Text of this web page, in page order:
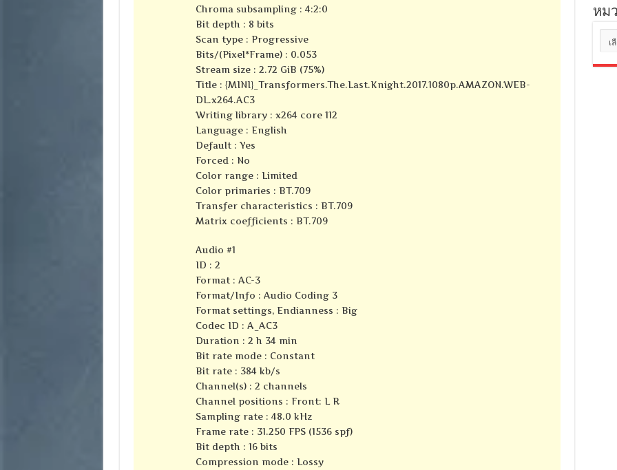
Chroma subsampling : 4:2:0
Bit depth : 8 bits
Scan type : Progressive
Bits/(Pixel*Frame) : 0.053
Stream size : 2.72 GiB (75%)
Title : {MINI}_Transformers.The.Last.Knight.2017.1080p.AMAZON.WEB-
DL.x264.AC3
Writing library : x264 core 112
Language : English
Default : Yes
Forced : No
Color range : Limited
Color primaries : BT.709
Transfer characteristics : BT.709
Matrix coefficients : BT.709
Audio #1
ID : 2
Format : AC-3
Format/Info : Audio Coding 3
Format settings, Endianness : Big
Codec ID : A_AC3
Duration : 2 h 34 min
Bit rate mode : Constant
Bit rate : 384 kb/s
Channel(s) : 2 channels
Channel positions : Front: L R
Sampling rate : 48.0 kHz
Frame rate : 31.250 FPS (1536 spf)
Bit depth : 16 bits
Compression mode : Lossy
หม
หมู่